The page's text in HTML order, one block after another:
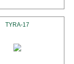
TYRA-17